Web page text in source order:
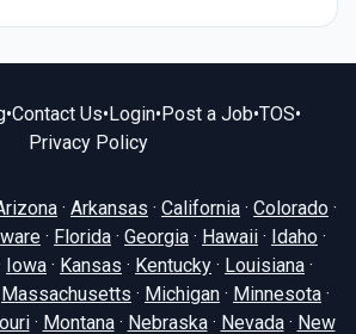
•Contact Us• Login• Post a Job•TOS•
Privacy Policy
· Arkansas · California · Colorado ·
· Florida · Georgia · Hawaii · Idaho ·
Iowa · Kansas · Kentucky · Louisiana ·
Massachusetts · Michigan · Minnesota ·
· Montana· Nebraska· Nevada· New